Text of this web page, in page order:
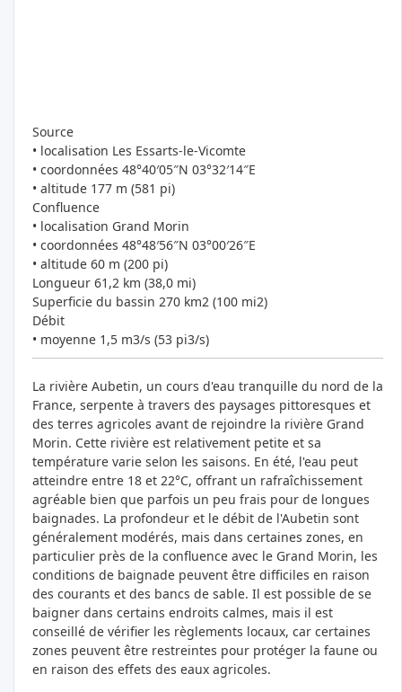
Source
• localisation Les Essarts-le-Vicomte
• coordonnées 48°40′05″N 03°32′14″E
• altitude 177 m (581 pi)
Confluence
• localisation Grand Morin
• coordonnées 48°48′56″N 03°00′26″E
• altitude 60 m (200 pi)
Longueur 61,2 km (38,0 mi)
Superficie du bassin 270 km2 (100 mi2)
Débit
• moyenne 1,5 m3/s (53 pi3/s)
La rivière Aubetin, un cours d'eau tranquille du nord de la
France, serpente à travers des paysages pittoresques et
des terres agricoles avant de rejoindre la rivière Grand
Morin. Cette rivière est relativement petite et sa
température varie selon les saisons. En été, l'eau peut
atteindre entre 18 et 22°C, offrant un rafraîchissement
agréable bien que parfois un peu frais pour de longues
baignades. La profondeur et le débit de l'Aubetin sont
généralement modérés, mais dans certaines zones, en
particulier près de la confluence avec le Grand Morin, les
conditions de baignade peuvent être difficiles en raison
des courants et des bancs de sable. Il est possible de se
baigner dans certains endroits calmes, mais il est
conseillé de vérifier les règlements locaux, car certaines
zones peuvent être restreintes pour protéger la faune ou
en raison des effets des eaux agricoles.